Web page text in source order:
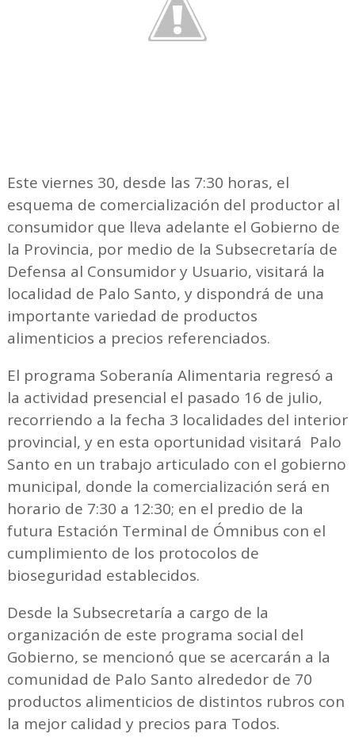
Este viernes 30, desde las 7:30 horas, el
esquema de comercialización del productor al
consumidor que lleva adelante el Gobierno de
la Provincia, por medio de la Subsecretaría de
Defensa al Consumidor y Usuario, visitará la
localidad de Palo Santo, y dispondrá de una
importante variedad de productos
alimenticios a precios referenciados.
El programa Soberanía Alimentaria regresó a
la actividad presencial el pasado 16 de julio,
recorriendo a la fecha 3 localidades del interior
provincial, y en esta oportunidad visitará Palo
Santo en un trabajo articulado con el gobierno
municipal, donde la comercialización será en
horario de 7:30 a 12:30; en el predio de la
futura Estación Terminal de Ómnibus con el
cumplimiento de los protocolos de
bioseguridad establecidos.
Desde la Subsecretaría a cargo de la
organización de este programa social del
Gobierno, se mencionó que se acercarán a la
comunidad de Palo Santo alrededor de 70
productos alimenticios de distintos rubros con
la mejor calidad y precios para Todos.